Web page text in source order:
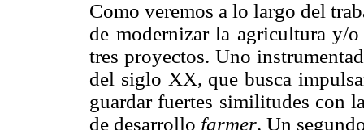
Como veremos a lo largo del
de modernizar la agricultura y/
tres proyectos. Uno
del siglo XX, que busca
guardar fuertes similitudes con
de desarrollo farmer. Un